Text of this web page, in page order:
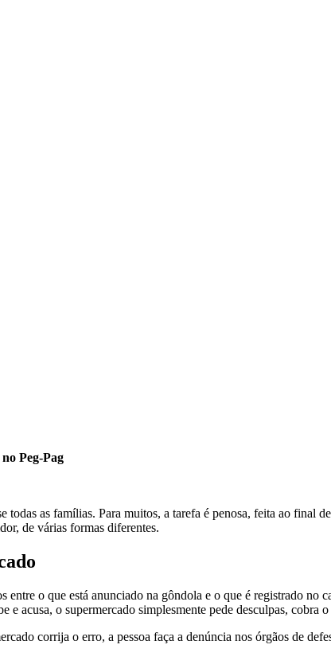
Peg-Pag
todas as famílias. Para muitos, a tarefa é penosa, feita ao final
de várias formas diferentes.
entre o que está anunciado na gôndola e o que é registrado
e acusa, o supermercado simplesmente pede desculpas, cobra
corrija o erro, a pessoa faça a denúncia nos órgãos de